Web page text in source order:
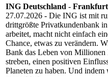
ING Deutschland -
27.07.2026 - Die ING ist mit
drittgrößte Privatkundenbank
arbeitet, macht nicht einfach
Chance, etwas zu verändern.
Bank das Leben von Millionen
streben, einen positiven
Planeten zu haben. Und